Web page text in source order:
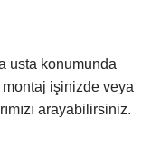
usta konumunda
işinizde veya
arayabilirsiniz.